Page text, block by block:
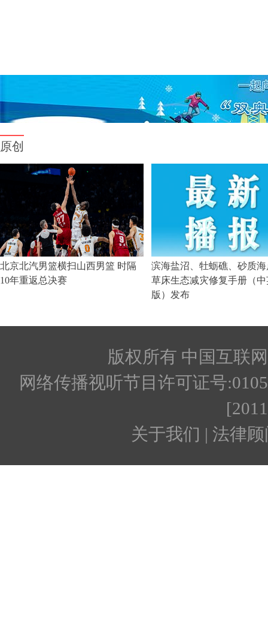
版权所有 中国互联
网络传播视听节目许可证号
关于我们 | 法律